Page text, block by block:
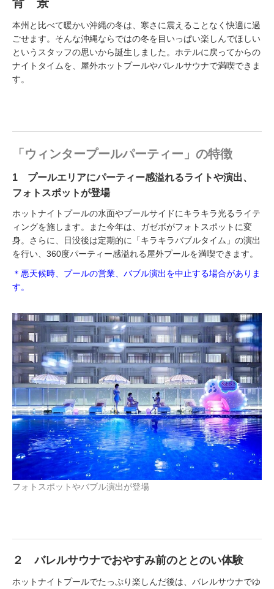
本州と比べて暖かい沖縄の冬は、寒さに震えることなく快適に過
ごせます。そんな沖縄ならではの冬を目いっぱい楽しんでほしい
というスタッフの思いから誕生しました。ホテルに戻ってからの
ナイトタイムを、屋外ホットプールやバレルサウナで満喫できま
す。
「ウィンタープールパーティー」の特徴
1 プールエリアにパーティー感溢れるライトや演出、
フォトスポットが登場
ホットナイトプールの水面やプールサイドにキラキラ光るライテ
ィングを施します。また今年は、ガゼボがフォトスポットに変
身。さらに、日没後は定期的に「キラキラバブルタイム」の演出
を行い、360度パーティー感溢れる屋外プールを満喫できます。
＊悪天候時、プールの営業、バブル演出を中止する場合がありま
す。
フォトスポットやバブル演出が登場
２ バレルサウナでおやすみ前のととのい体験
ホットナイトプールでたっぷり楽しんだ後は、バレルサウナでゆ